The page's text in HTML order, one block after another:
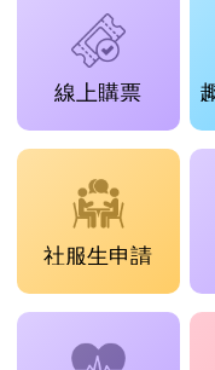
線上購票
社服生申請